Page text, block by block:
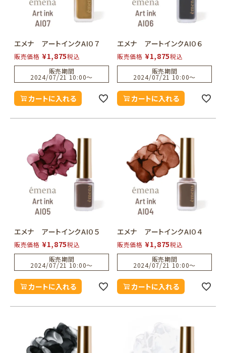
エメナ アートインクAI０７
販売価格 ¥1,875税込
販売期間
2024/07/21 10:00〜
カートに入れる
エメナ アートインクAI０６
販売価格 ¥1,875税込
販売期間
2024/07/21 10:00〜
カートに入れる
エメナ アートインクAI０５
販売価格 ¥1,875税込
販売期間
2024/07/21 10:00〜
カートに入れる
エメナ アートインクAI０４
販売価格 ¥1,875税込
販売期間
2024/07/21 10:00〜
カートに入れる